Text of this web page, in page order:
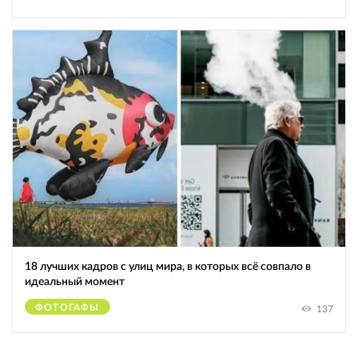
18 лучших кадров с улиц мира, в которых всё совпало в
идеальный момент
ФОТОГАФЫ 137